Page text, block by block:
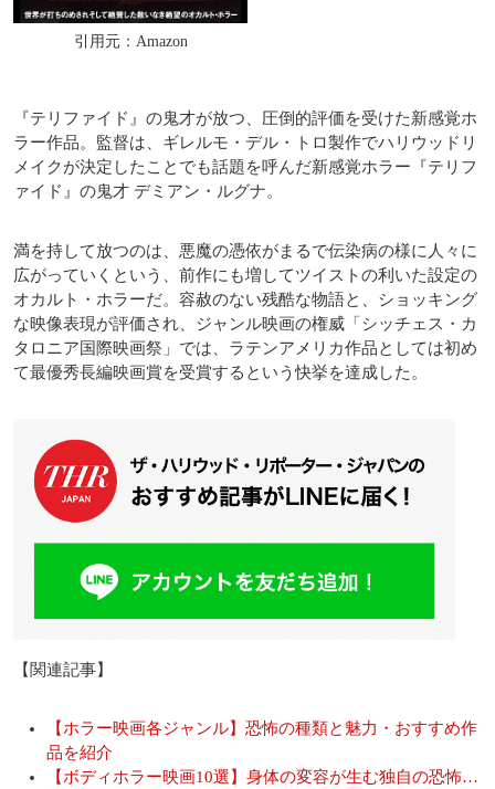
引用元：Amazon
『テリファイド』の鬼才が放つ、圧倒的評価を受けた新感覚ホ
ラー作品。監督は、ギレルモ・デル・トロ製作でハリウッドリ
メイクが決定したことでも話題を呼んだ新感覚ホラー『テリフ
ァイド』の鬼才 デミアン・ルグナ。
満を持して放つのは、悪魔の憑依がまるで伝染病の様に人々に
広がっていくという、前作にも増してツイストの利いた設定の
オカルト・ホラーだ。容赦のない残酷な物語と、ショッキング
な映像表現が評価され、ジャンル映画の権威「シッチェス・カ
タロニア国際映画祭」では、ラテンアメリカ作品としては初め
て最優秀長編映画賞を受賞するという快挙を達成した。
【関連記事】
【ホラー映画各ジャンル】恐怖の種類と魅力・おすすめ作
品を紹介
【ボディホラー映画10選】身体の変容が生む独自の恐怖…